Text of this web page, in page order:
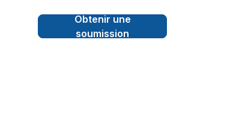
Obtenir une
soumission